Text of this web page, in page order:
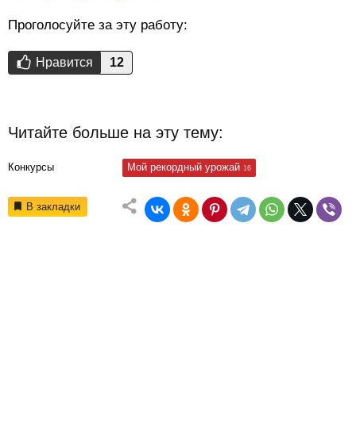
Проголосуйте за эту работу:
Тебе это нравится?
Нравится 12
Читайте больше на эту тему:
Конкурсы Мой рекордный урожай 16
В закладки